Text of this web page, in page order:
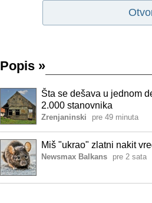
Popis »
Šta se dešava u jednom
2.000 stanovnika
Zrenjaninski pre 49 minuta
Miš "ukrao" zlatni nakit
Newsmax Balkans pre 2 sata